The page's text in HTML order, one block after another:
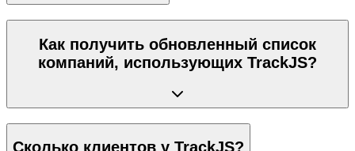
Как получить обновленный список
компаний, использующих TrackJS?
Сколько клиентов у TrackJS?